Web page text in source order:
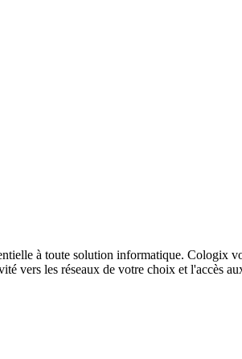
à toute solution informatique. Cologix
vers les réseaux de votre choix et l'accès